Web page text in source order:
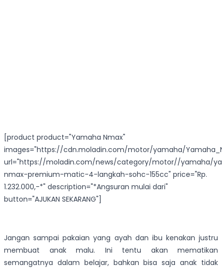
[product product="Yamaha Nmax"
images="https://cdn.moladin.com/motor/yamaha/
url="https://moladin.com/news/category/motor//yamaha/
nmax-premium-matic-4-langkah-sohc-155cc" price="Rp.
1.232.000,-*" description="*Angsuran mulai dari"
button="AJUKAN SEKARANG"]
Jangan sampai pakaian yang ayah dan ibu kenakan justru
membuat anak malu. Ini tentu akan mematikan
semangatnya dalam belajar, bahkan bisa saja anak tidak